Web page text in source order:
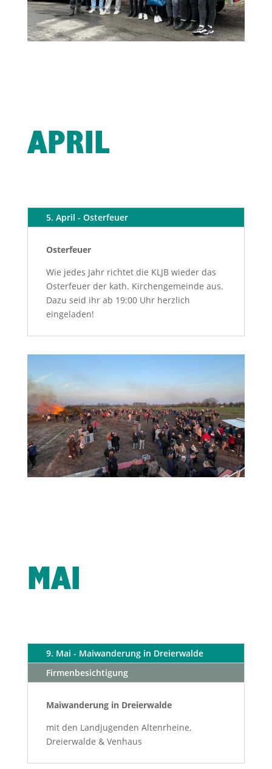
APRIL
5. April - Osterfeuer
Osterfeuer
Wie jedes Jahr richtet die KLJB wieder das
Osterfeuer der kath. Kirchengemeinde aus.
Dazu seid ihr ab 19:00 Uhr herzlich
eingeladen!
MAI
9. Mai - Maiwanderung in Dreierwalde
Firmenbesichtigung
Maiwanderung in Dreierwalde
mit den Landjugenden Altenrheine,
Dreierwalde & Venhaus